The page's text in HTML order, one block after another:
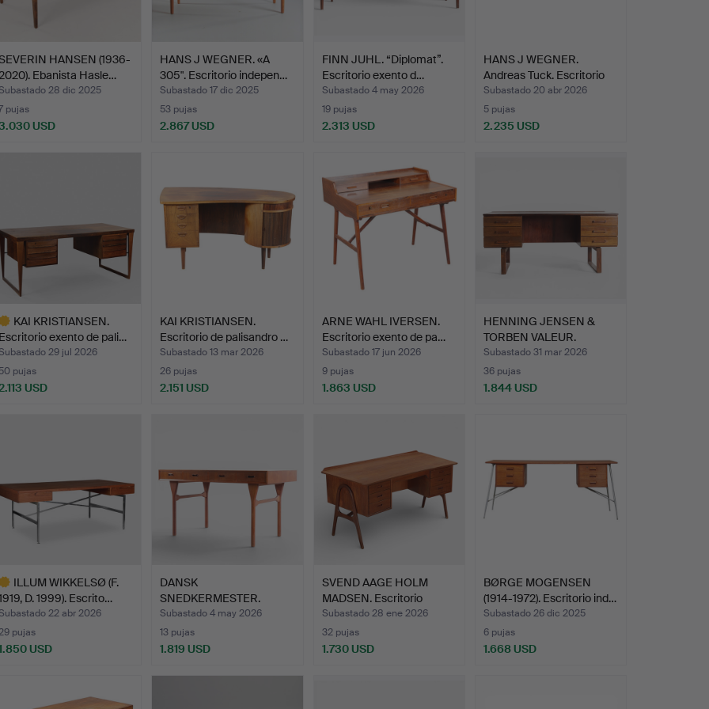
HANSEN (1936-
Ebanista Hasle…
28 dic 2025
pujas
USD
HANS J WEGNER. «A
305". Escritorio indepen…
Subastado 17 dic 2025
53 pujas
2.867 USD
FINN JUHL. “Diplomat”.
Escritorio exento d…
Subastado 4 may 2026
19 pujas
2.313 USD
HANS J WEGNER.
Andreas Tuck. Escritorio
fa…
Subastado 20 abr 2026
5 pujas
2.235 USD
KAI KRISTIANSEN.
Escritorio exento de pali…
29 jul 2026
50 pujas
USD
KAI KRISTIANSEN.
Escritorio de palisandro …
Subastado 13 mar 2026
26 pujas
2.151 USD
ARNE WAHL IVERSEN.
Escritorio exento de pa…
Subastado 17 jun 2026
9 pujas
1.863 USD
HENNING JENSEN &
TORBEN VALEUR.
Escritorio…
Subastado 31 mar 2026
36 pujas
1.844 USD
ILLUM WIKKELSØ (F.
D. 1999). Escrito…
22 abr 2026
pujas
USD
DANSK
SNEDKERMESTER.
Escritorio exento de …
Subastado 4 may 2026
13 pujas
1.819 USD
SVEND AAGE HOLM
MADSEN. Escritorio
indepen…
Subastado 28 ene 2026
32 pujas
1.730 USD
BØRGE MOGENSEN
(1914-1972). Escritorio ind…
Subastado 26 dic 2025
6 pujas
1.668 USD